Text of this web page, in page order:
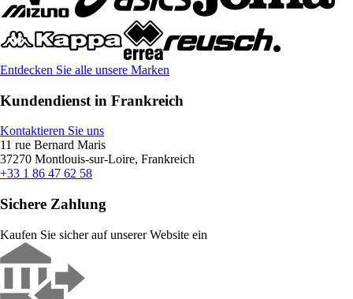
Entdecken Sie alle unsere Marken
Kundendienst in Frankreich
Kontaktieren Sie uns
11 rue Bernard Maris
37270 Montlouis-sur-Loire, Frankreich
+33 1 86 47 62 58
Sichere Zahlung
Kaufen Sie sicher auf unserer Website ein